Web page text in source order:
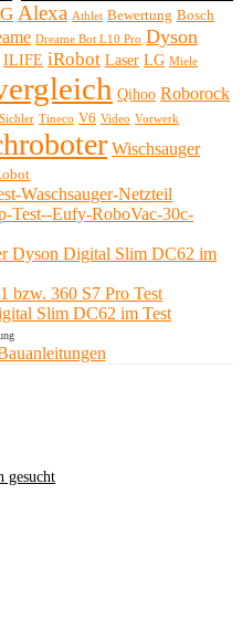
Alexa Athlet Bewertung Bosch
Dreame Bot L10 Pro Dyson
ILIFE iRobot Laser LG Miele
Qihoo Roborock
Sichler Tineco V6 Video Vorwerk
Wischsauger
Waschsauger-Netzteil
Test--Eufy-RoboVac-30c-
Dyson Digital Slim DC62 im
bzw. 360 S7 Pro Test
Slim DC62 im Test
gesucht